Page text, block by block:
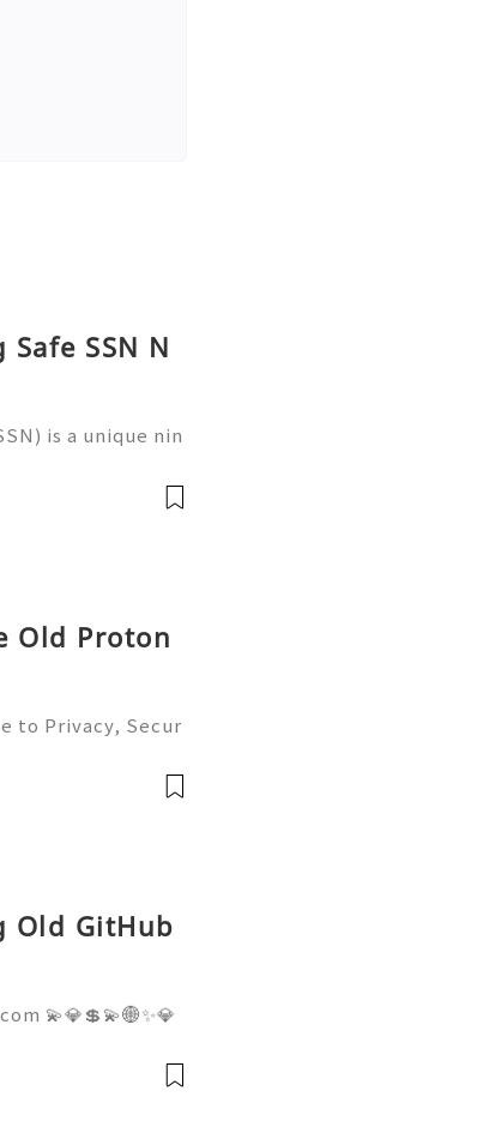
SSN N
is a unique nin
taxation, and g
Old Proton
to Privacy, Secur
:+1 (5
Old GitHub
💫💎💲💫🌐✨💎
@usadigitalhu